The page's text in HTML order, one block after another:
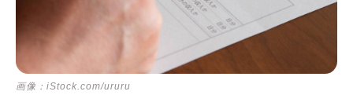
Q2.失業保険の受給中、被扶養者になれない理
由は？
Q3.妻（夫）が会社を退職したが、今年の収入
が130万以上あった場合、扶養に入れるタイミ
ングは？
画像：iStock.com/ururu